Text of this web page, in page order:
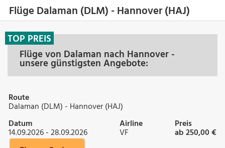
Flüge Dalaman (DLM) - Hannover (HAJ)
Flüge von Dalaman nach Hannover -
unsere günstigsten Angebote:
TOP PREIS
Route
Dalaman (DLM) - Hannover (HAJ)
Datum
14.09.2026 - 28.09.2026
Airline
VF
Preis
ab 250,00 €